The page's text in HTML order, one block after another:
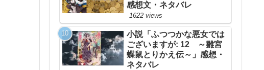
感想文・ネタバレ
1622 views
小説「ふつつかな悪女では
ございますが: 12 ～雛宮
蝶鼠とりかえ伝～」感想・
ネタバレ